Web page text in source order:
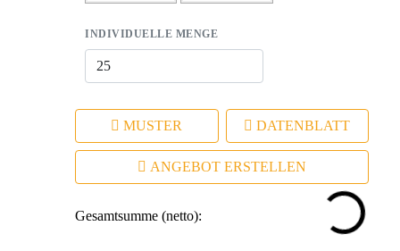
INDIVIDUELLE MENGE
MUSTER DATENBLATT
ANGEBOT ERSTELLEN
Gesamtsumme (netto):